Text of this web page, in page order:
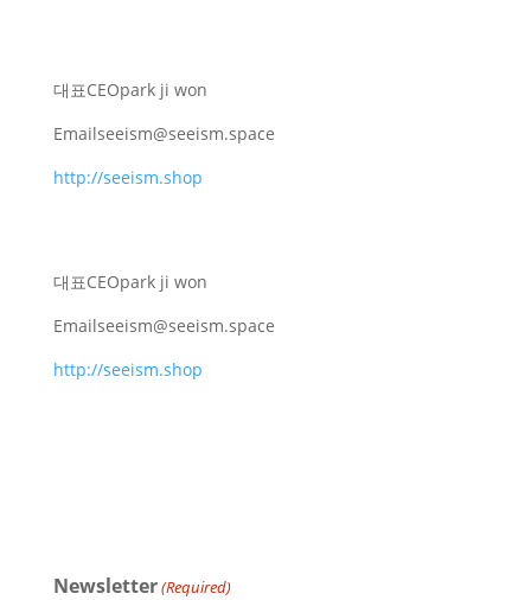
대표CEOpark ji won
Emailseeism@seeism.space
http://seeism.shop
대표CEOpark ji won
Emailseeism@seeism.space
http://seeism.shop
Newsletter(Required)